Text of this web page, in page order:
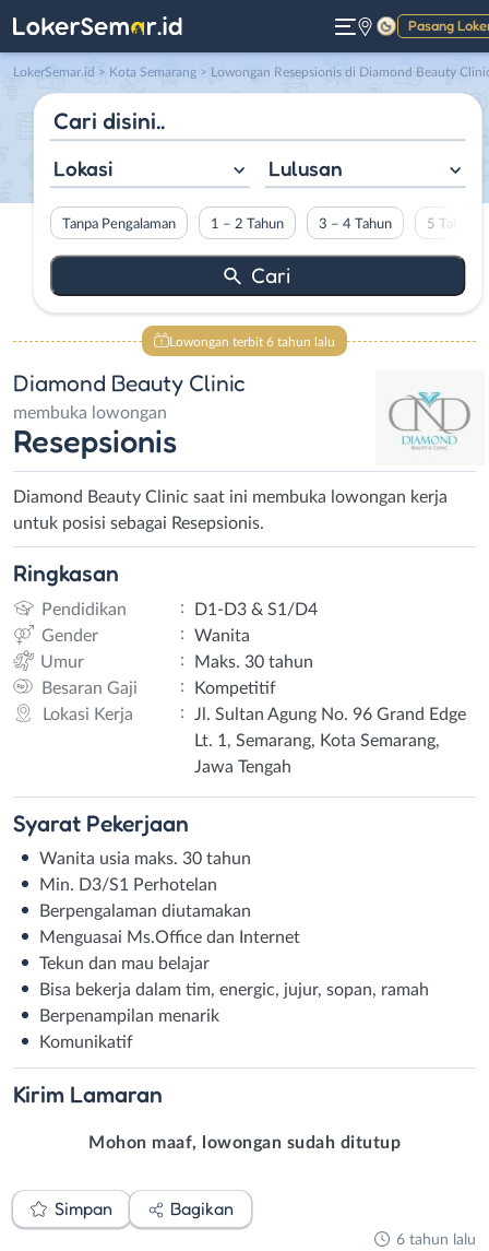
Pasang
Gelap
LokerSemar.id > Kota Semarang > Lowongan Resepsionis di Diamond Beauty
Lokasi Lulusan
Tanpa Pengalaman 1 – 2 Tahun 3 – 4 Tahun 5 Tahun
Lowongan terbit 6 tahun lalu
Diamond Beauty Clinic
membuka lowongan
Resepsionis
Diamond Beauty Clinic saat ini membuka lowongan kerja
untuk posisi sebagai Resepsionis.
Ringkasan
Pendidikan :
D1-D3 & S1/D4
Gender
:
Wanita
Umur
:
Maks. 30 tahun
Besaran Gaji
:
Kompetitif
Lokasi Kerja
:
Jl. Sultan Agung No. 96 Grand Edge
Lt. 1, Semarang, Kota Semarang,
Jawa Tengah
Syarat Pekerjaan
Wanita usia maks. 30 tahun
Min. D3/S1 Perhotelan
Berpengalaman diutamakan
Menguasai Ms.Office dan Internet
Tekun dan mau belajar
Bisa bekerja dalam tim, energic, jujur, sopan, ramah
Berpenampilan menarik
Komunikatif
Kirim Lamaran
Mohon maaf, lowongan sudah ditutup
Simpan Bagikan
6 tahun lalu